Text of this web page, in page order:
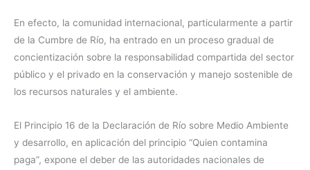
En efecto, la comunidad internacional, particularmente a partir
de la Cumbre de Río, ha entrado en un proceso gradual de
concientización sobre la responsabilidad compartida del sector
público y el privado en la conservación y manejo sostenible de
los recursos naturales y el ambiente.
El Principio 16 de la Declaración de Río sobre Medio Ambiente
y desarrollo, en aplicación del principio “Quien contamina
paga”, expone el deber de las autoridades nacionales de